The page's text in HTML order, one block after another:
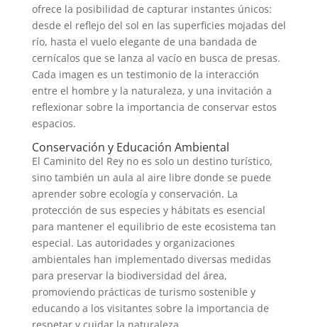
ofrece la posibilidad de capturar instantes únicos:
desde el reflejo del sol en las superficies mojadas del
río, hasta el vuelo elegante de una bandada de
cernícalos que se lanza al vacío en busca de presas.
Cada imagen es un testimonio de la interacción
entre el hombre y la naturaleza, y una invitación a
reflexionar sobre la importancia de conservar estos
espacios.
Conservación y Educación Ambiental
El Caminito del Rey no es solo un destino turístico,
sino también un aula al aire libre donde se puede
aprender sobre ecología y conservación. La
protección de sus especies y hábitats es esencial
para mantener el equilibrio de este ecosistema tan
especial. Las autoridades y organizaciones
ambientales han implementado diversas medidas
para preservar la biodiversidad del área,
promoviendo prácticas de turismo sostenible y
educando a los visitantes sobre la importancia de